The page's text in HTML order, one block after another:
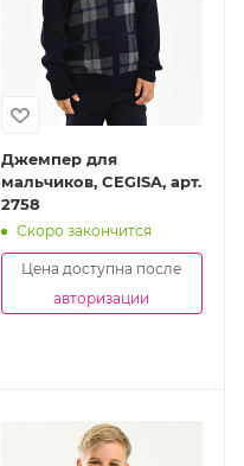
Джемпер для
мальчиков, CEGISA, арт.
2758
Скоро закончится
Цена доступна после
авторизации